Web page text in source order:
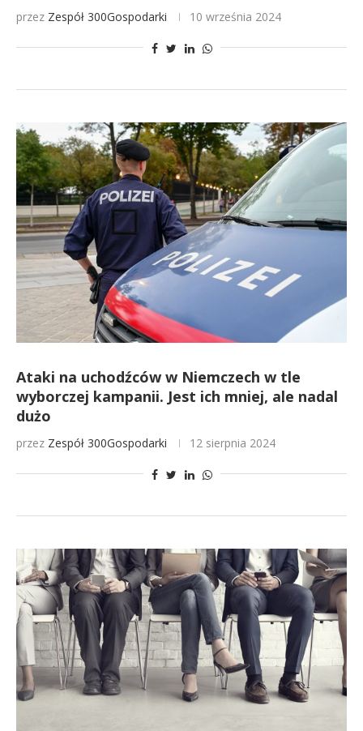
przez Zespół 300Gospodarki 10 września 2024
Ataki na uchodźców w Niemczech w tle
wyborczej kampanii. Jest ich mniej, ale nadal
dużo
przez Zespół 300Gospodarki 12 sierpnia 2024